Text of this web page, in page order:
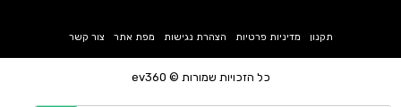
כל הזכויות שמורות © ev360
תקנון מדיניות פרטיות הצהרת נגישות מפת אתר צור קשר